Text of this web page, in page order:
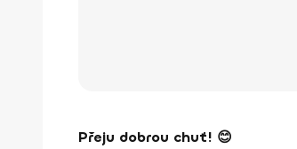
Přeju dobrou chuť! 😊